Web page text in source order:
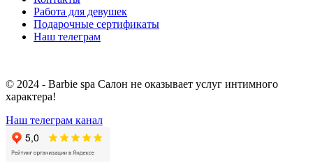
Работа для девушек
Подарочные сертификаты
Наш телеграм
© 2024 - Barbie spa Салон не оказывает услуг интимного
характера!
Наш телеграм канал